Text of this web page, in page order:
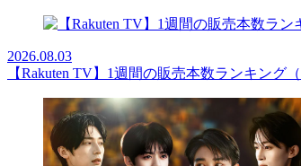
2026.08.03
【Rakuten TV】1週間の販売本数ランキング（